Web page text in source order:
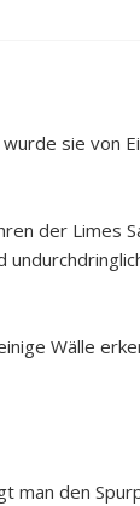
sie von
der Limes
Wälle
man den